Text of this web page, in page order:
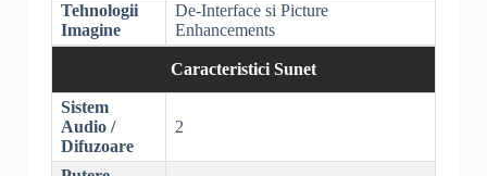
Tehnologii
Imagine
De-Interface si Picture
Enhancements
Caracteristici Sunet
Sistem
Audio /
Difuzoare
2